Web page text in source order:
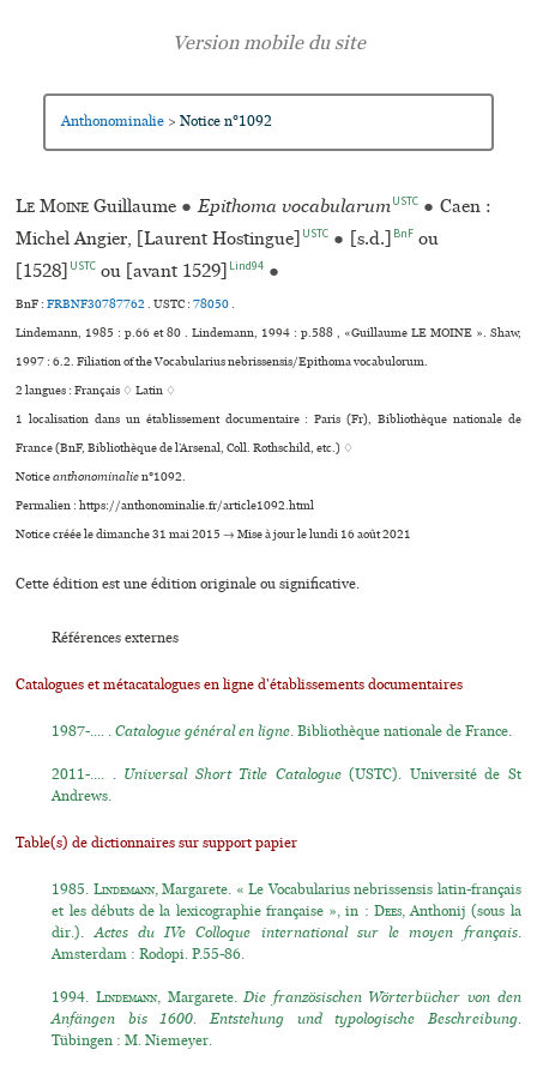
Anthonominalie > Notice n°1092
Le Moine Guillaume ● Epithoma vocabularumUSTC ● Caen :
Michel Angier, [Laurent Hostingue]
USTC ● [s.d.] BnF ou
[1528]
USTC ou [avant 1529] Lind94 ●
BnF :FRBNF30787762.USTC :78050.
Lindemann, 1985 : p.66 et 80 . Lindemann, 1994 : p.588 , «Guillaume LE MOINE ». Shaw,
1997 : 6.2. Filiation of the Vocabularius nebrissensis/Epithoma vocabulorum.
2 langues :Français ♢Latin ♢
1 localisation dans un établissement documentaire : Paris (Fr), Bibliothèque nationale de
France (BnF, Bibliothèque de l’Arsenal, Coll. Rothschild, etc.) ♢
Noticeanthonominalien°1092.
Permalien : https://anthonominalie.fr/article1092.html
Notice créée le dimanche 31 mai 2015 → Mise à jour le lundi 16 août 2021
Cette édition est une édition originale ou significative.
Références externes
Catalogues et métacatalogues en ligne d'établissements documentaires
1987-.... .Catalogue général en ligne. Bibliothèque nationale de France.
2011-.... . Universal Short Title Catalogue(USTC). Université de St
Andrews.
Table(s) de dictionnaires sur support papier
1985. Lindemann, Margarete. « Le Vocabularius nebrissensis latin-français
et les débuts de la lexicographie française », in : Dees, Anthonij (sous la
dir.).Actes du IVe Colloque international sur le moyen français.
Amsterdam : Rodopi. P.55-86.
1994.Lindemann, Margarete.Die französischen Wörterbücher von den
Anfängen bis 1600. Entstehung und typologische Beschreibung.
Tübingen : M. Niemeyer.